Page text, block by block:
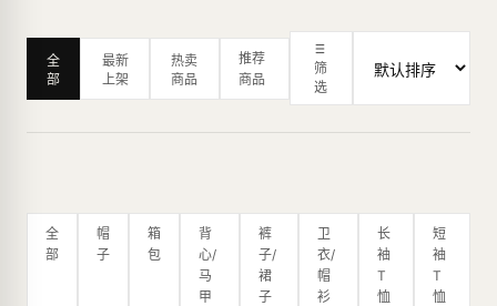
全
部
最新
上架
热卖
商品
推荐
商品
筛
选
全
部
帽
子
箱
包
背
心/
马
甲
裤
子/
裙
子
卫
衣/
帽
衫
长
袖
T
恤
短
袖
T
恤